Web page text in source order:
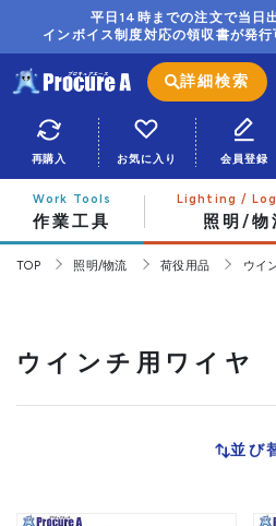
平日14時までの注文で当日
インボイス制度対応の領収書が発
詳細検索
再購入 お気に入り 会員登録
作業工具 照明/物
TOP 照明/物流 荷役用品 ウイ
ウインチ用ワイヤ
並び